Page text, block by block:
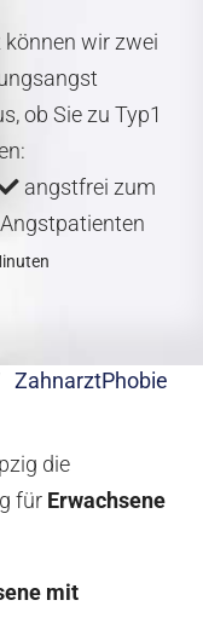
wir zwei
ob Sie zu Typ1
angstfrei zum
ZahnarztPhobie
die
für Erwachsene
mit